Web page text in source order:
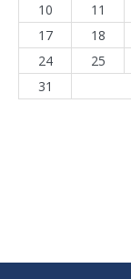
10
11
17
18
24
25
31